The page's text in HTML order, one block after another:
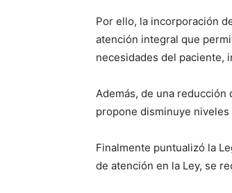
Por ello, la incorporación
atención integral que
necesidades del paciente,
Además, de una
propone disminuye
Finalmente puntualizó la
de atención en la Ley, se